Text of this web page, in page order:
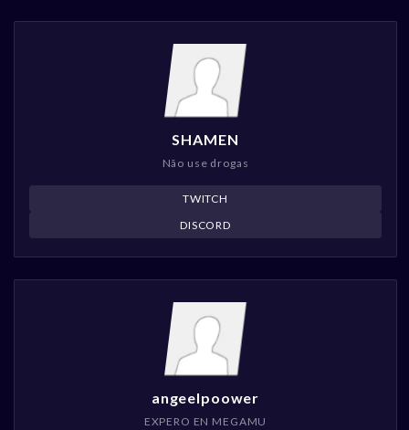
SHAMEN
Não use drogas
TWITCH
DISCORD
angeelpoower
EXPERO EN MEGAMU